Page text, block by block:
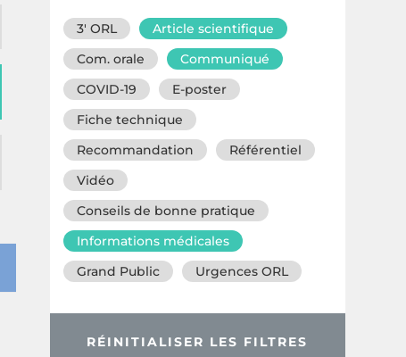
3′ ORL
Article scientifique
Com. orale
Communiqué
COVID-19
E-poster
Fiche technique
Recommandation
Référentiel
Vidéo
Conseils de bonne pratique
Informations médicales
Grand Public
Urgences ORL
RÉINITIALISER LES FILTRES